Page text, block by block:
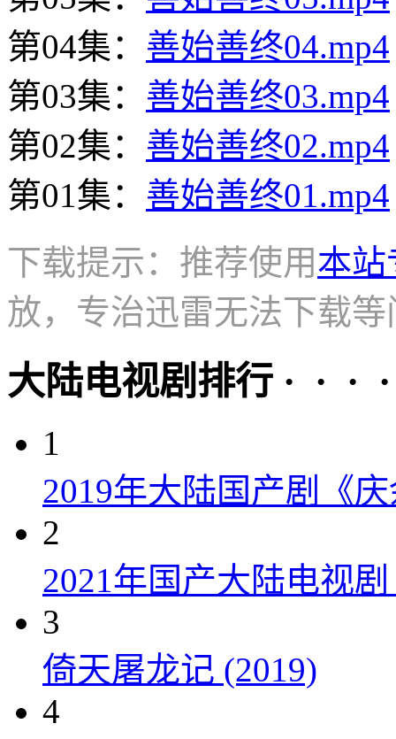
第04集： 善始善终04.mp4
第03集： 善始善终03.mp4
第02集： 善始善终02.mp4
第01集： 善始善终01.mp4
下载提示：推荐使用本站
放，专治迅雷无法下载等
大陆电视剧排行 · · ·
1
2019年大陆国产剧《
2
2021年国产大陆电视
3
倚天屠龙记 (2019)
4